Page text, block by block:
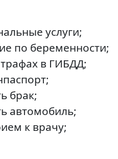
услуги;
по беременности;
в ГИБДД;
брак;
автомобиль;
к врачу;